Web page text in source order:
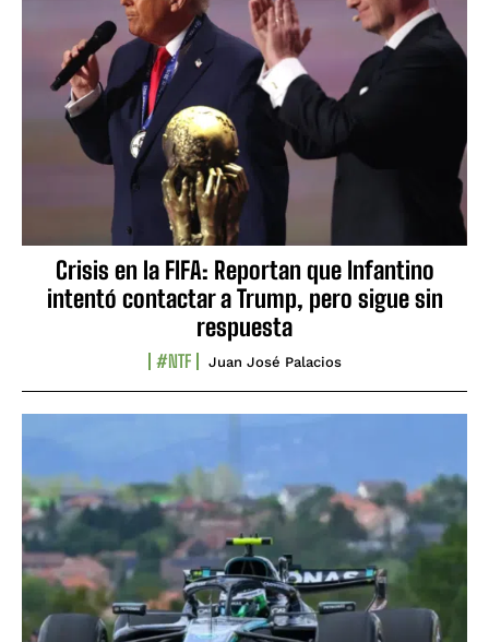
Crisis en la FIFA: Reportan que Infantino
intentó contactar a Trump, pero sigue sin
respuesta
#NTF Juan José Palacios